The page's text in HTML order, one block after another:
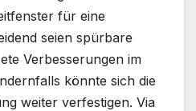
für eine
seien spürbare
Verbesserungen im
könnte sich die
weiter verfestigen. Via